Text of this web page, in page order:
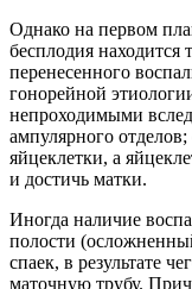
Однако на первом
бесплодия находится
перенесенного
гонорейной
непроходимыми
ампулярного
яйцеклетки, а
и достичь матки.
Иногда наличие
полости
спаек, в результате
маточную трубу.